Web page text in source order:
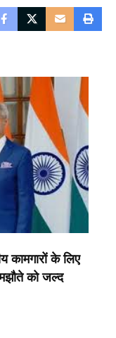
के लिए
को जल्द